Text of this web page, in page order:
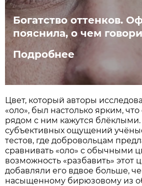
Богатство оттенков.
пояснила, о чем
Подробнее
Цвет, который авторы
«оло», был настолько ярким,
рядом с ним кажутся
субъективных ощущений
тестов, где добровольцам
сравнивать «оло» с обычными
возможность «разбавить» этот
добавляли его вдвое больше,
насыщенному бирюзовому из